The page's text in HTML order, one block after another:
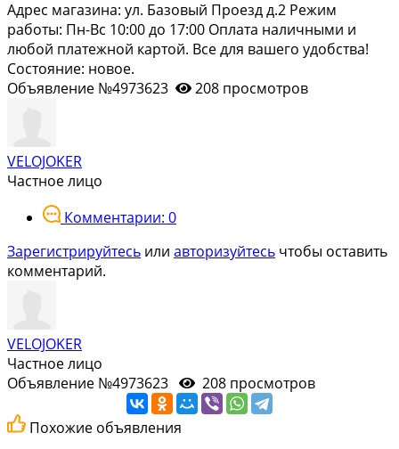
Адрес магазина: ул. Базовый Проезд д.2 Режим
работы: Пн-Вс 10:00 до 17:00 Оплата наличными и
любой платежной картой. Все для вашего удобства!
Состояние: новое.
Объявление №4973623
208 просмотров
VELOJOKER
Частное лицо
Комментарии: 0
Зарегистрируйтесь или авторизуйтесь чтобы оставить
комментарий.
VELOJOKER
Частное лицо
Объявление №4973623
208 просмотров
Похожие объявления